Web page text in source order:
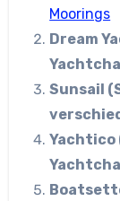
Moorings
Dream
Sunsail